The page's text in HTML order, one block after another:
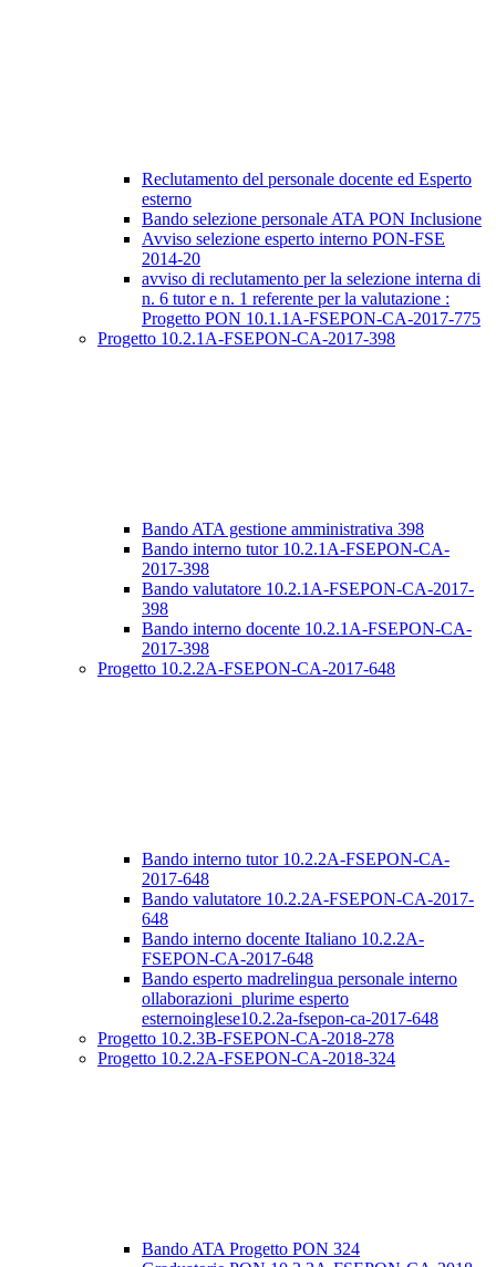
Reclutamento del personale docente ed Esperto
esterno
Bando selezione personale ATA PON Inclusione
Avviso selezione esperto interno PON-FSE
2014-20
avviso di reclutamento per la selezione interna di
n. 6 tutor e n. 1 referente per la valutazione :
Progetto PON 10.1.1A-FSEPON-CA-2017-775
Progetto 10.2.1A-FSEPON-CA-2017-398
Bando ATA gestione amministrativa 398
Bando interno tutor 10.2.1A-FSEPON-CA-
2017-398
Bando valutatore 10.2.1A-FSEPON-CA-2017-
398
Bando interno docente 10.2.1A-FSEPON-CA-
2017-398
Progetto 10.2.2A-FSEPON-CA-2017-648
Bando interno tutor 10.2.2A-FSEPON-CA-
2017-648
Bando valutatore 10.2.2A-FSEPON-CA-2017-
648
Bando interno docente Italiano 10.2.2A-
FSEPON-CA-2017-648
Bando esperto madrelingua personale interno
ollaborazioni_plurime esperto
esternoinglese10.2.2a-fsepon-ca-2017-648
Progetto 10.2.3B-FSEPON-CA-2018-278
Progetto 10.2.2A-FSEPON-CA-2018-324
Bando ATA Progetto PON 324